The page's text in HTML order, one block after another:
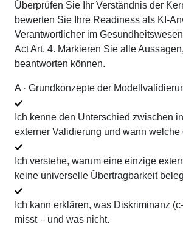
Überprüfen Sie Ihr Verständnis der
bewerten Sie Ihre Readiness als KI-
Verantwortlicher im
Act Art. 4. Markieren Sie alle
beantworten können.
A · Grundkonzepte der
Ich kenne den Unterschied zwischen
externer Validierung und wann welche
Ich verstehe, warum eine einzige
keine universelle Übertragbarkeit
Ich kann erklären, was Diskriminanz
misst – und was nicht.